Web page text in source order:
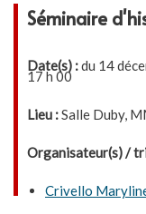
Séminaire
Date(s) :du 14
17 h 00
Lieu :Salle Duby,
Organisateur(s) /
Crivello